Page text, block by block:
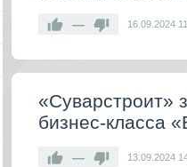
— 16.09.2024
«Суварстроит»
бизнес-класса
— 13.09.2024